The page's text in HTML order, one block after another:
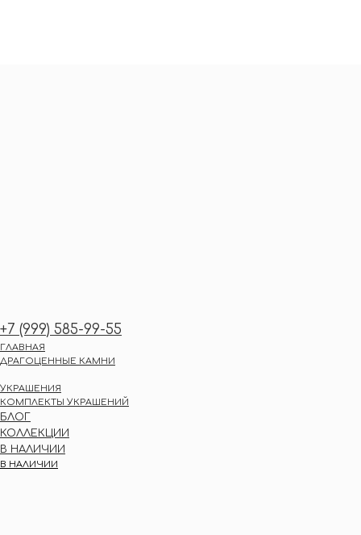
+7 (999) 585-99-55
ГЛАВНАЯ
ДРАГОЦЕННЫЕ КАМНИ
УКРАШЕНИЯ
КОМПЛЕКТЫ УКРАШЕНИЙ
БЛОГ
КОЛЛЕКЦИИ
В НАЛИЧИИ
В НАЛИЧИИ